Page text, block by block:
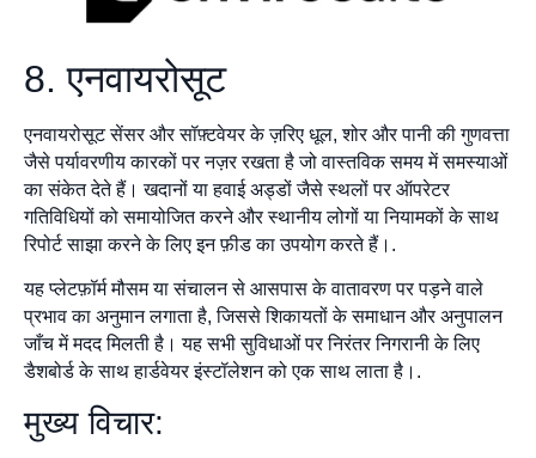
8. एनवायरोसूट
एनवायरोसूट सेंसर और सॉफ़्टवेयर के ज़रिए धूल, शोर और पानी की गुणवत्ता
जैसे पर्यावरणीय कारकों पर नज़र रखता है जो वास्तविक समय में समस्याओं
का संकेत देते हैं। खदानों या हवाई अड्डों जैसे स्थलों पर ऑपरेटर
गतिविधियों को समायोजित करने और स्थानीय लोगों या नियामकों के साथ
रिपोर्ट साझा करने के लिए इन फ़ीड का उपयोग करते हैं।.
यह प्लेटफ़ॉर्म मौसम या संचालन से आसपास के वातावरण पर पड़ने वाले
प्रभाव का अनुमान लगाता है, जिससे शिकायतों के समाधान और अनुपालन
जाँच में मदद मिलती है। यह सभी सुविधाओं पर निरंतर निगरानी के लिए
डैशबोर्ड के साथ हार्डवेयर इंस्टॉलेशन को एक साथ लाता है।.
मुख्य विचार: